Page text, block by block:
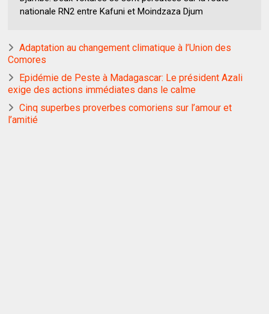
nationale RN2 entre Kafuni et Moindzaza Djum
Adaptation au changement climatique à l’Union des
Comores
Epidémie de Peste à Madagascar: Le président Azali
exige des actions immédiates dans le calme
Cinq superbes proverbes comoriens sur l’amour et
l’amitié